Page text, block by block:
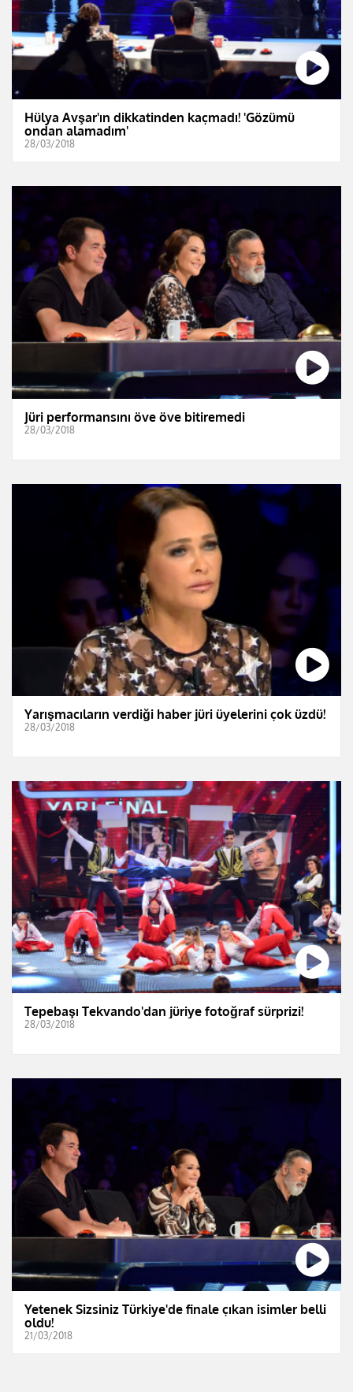
Hülya Avşar'ın dikkatinden kaçmadı! 'Gözümü
ondan alamadım'
28/03/2018
Jüri performansını öve öve bitiremedi
28/03/2018
Yarışmacıların verdiği haber jüri üyelerini çok üzdü!
28/03/2018
Tepebaşı Tekvando'dan jüriye fotoğraf sürprizi!
28/03/2018
Yetenek Sizsiniz Türkiye'de finale çıkan isimler belli
oldu!
21/03/2018